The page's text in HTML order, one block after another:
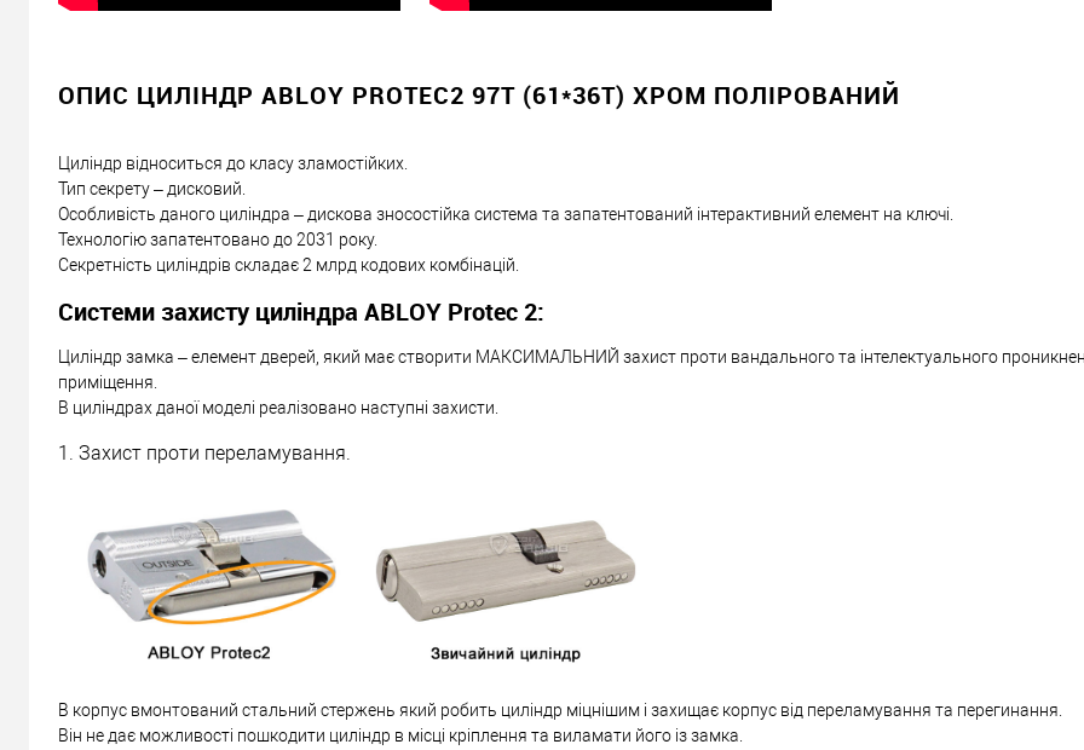
ОПИС ЦИЛІНДР ABLOY PROTEC2 97T (61*36T) ХРОМ ПОЛІРОВАНИЙ
Циліндр відноситься до класу зламостійких.
Тип секрету – дисковий.
Особливість даного циліндра – дискова зносостійка система та запатентований інтерактивний елемент на ключі.
Технологію запатентовано до 2031 року.
Секретність циліндрів складає 2 млрд кодових комбінацій.
Системи захисту циліндра ABLOY Protec 2:
Циліндр замка – елемент дверей, який має створити МАКСИМАЛЬНИЙ захист проти вандального та інтелектуального
приміщення.
В циліндрах даної моделі реалізовано наступні захисти.
1. Захист проти переламування.
В корпус вмонтований стальний стержень який робить циліндр міцнішим і захищає корпус від переламування та перегинання.
Він не дає можливості пошкодити циліндр в місці кріплення та виламати його із замка.